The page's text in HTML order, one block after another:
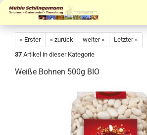
« Erster « zurück weiter »
Letzter »
37 Artikel in dieser Kategorie
Weiße Bohnen 500g BIO